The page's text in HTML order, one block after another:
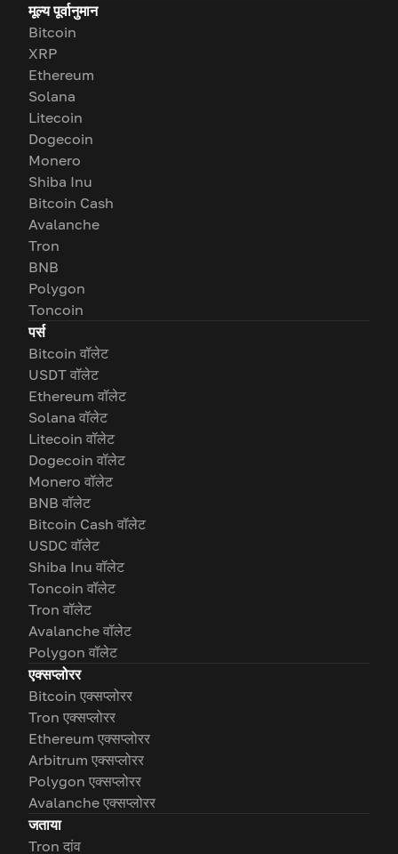
मूल्य पूर्वानुमान
Bitcoin
XRP
Ethereum
Solana
Litecoin
Dogecoin
Monero
Shiba Inu
Bitcoin Cash
Avalanche
Tron
BNB
Polygon
Toncoin
पर्स
Bitcoin वॉलेट
USDT वॉलेट
Ethereum वॉलेट
Solana वॉलेट
Litecoin वॉलेट
Dogecoin वॉलेट
Monero वॉलेट
BNB वॉलेट
Bitcoin Cash वॉलेट
USDC वॉलेट
Shiba Inu वॉलेट
Toncoin वॉलेट
Tron वॉलेट
Avalanche वॉलेट
Polygon वॉलेट
एक्सप्लोरर
Bitcoin एक्सप्लोरर
Tron एक्सप्लोरर
Ethereum एक्सप्लोरर
Arbitrum एक्सप्लोरर
Polygon एक्सप्लोरर
Avalanche एक्सप्लोरर
जताया
Tron दांव